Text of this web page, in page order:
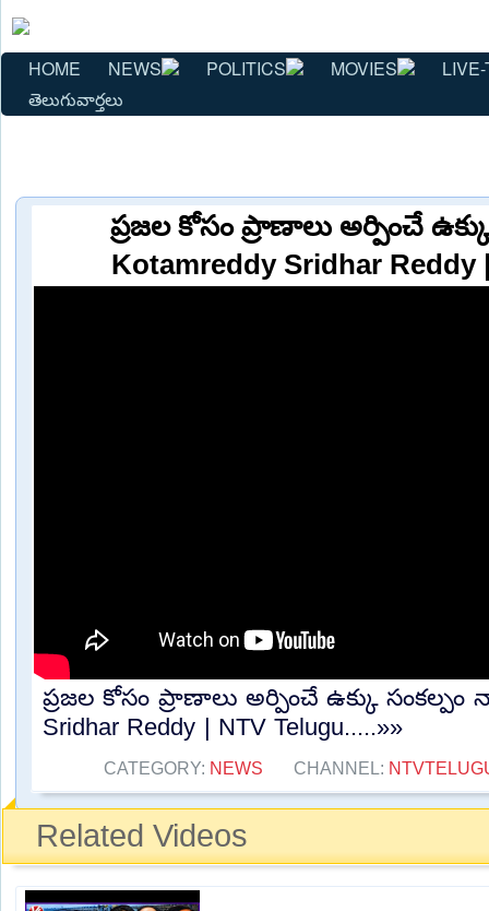
HOME NEWS POLITICS MOVIES
తెలుగువార్తలు
ప్రజల కోసం ప్రాణాలు అర్పించే
Kotamreddy Sridhar Reddy
ప్రజల కోసం ప్రాణాలు అర్పించే ఉక్కు సంకల్పం
Sridhar Reddy | NTV Telugu.....»»
CATEGORY: NEWS CHANNEL:
Related Videos